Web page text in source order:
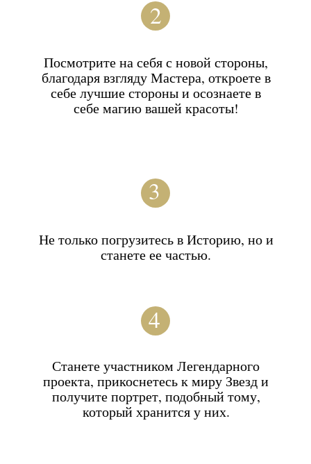
Для создания Вашего образа Кинозвезды в
студии детально продумано всё: макияж,
причёска, наряды и аксессуары.
ГОЛЛИВУДСКАЯ
КОЛЛЕКЦИЯ
историка моды Александра Васильева.
от 42 до 58 размера и более Тысячи
аксессуаров!